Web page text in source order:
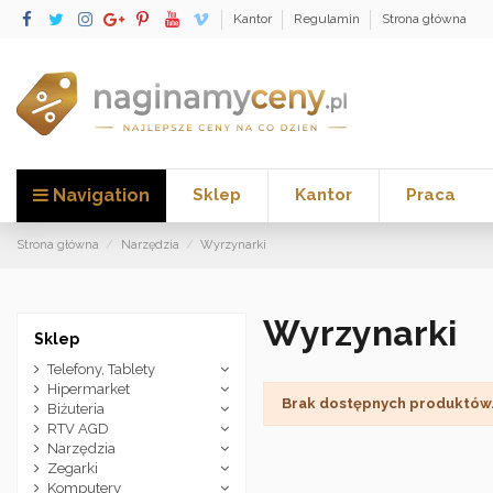
Kantor Regulamin Strona główna
Navigation Sklep Kantor Praca
Strona główna Narzędzia Wyrzynarki
Wyrzynarki
Brak dostępnych
Sklep
Telefony, Tablety
Hipermarket
Biżuteria
RTV AGD
Narzędzia
Zegarki
Komputery